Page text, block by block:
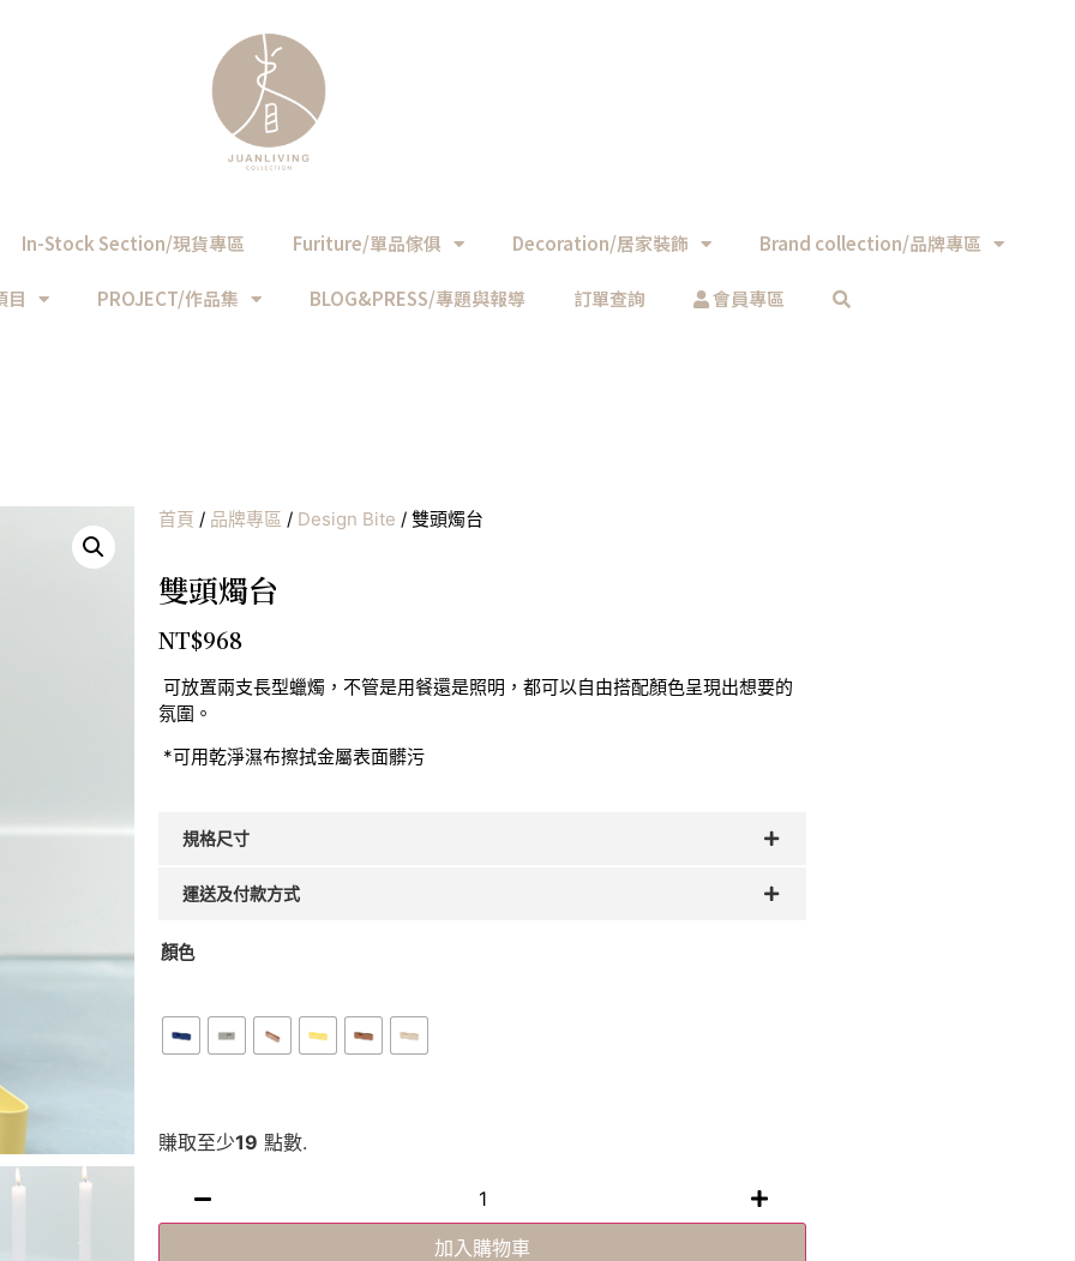
In-Stock Section/現貨專區 Furiture/單品傢俱 Decoration/居家裝飾 Brand collection/品牌專區
目 PROJECT/作品集 BLOG&PRESS/專題與報導 訂單查詢 會員專區
首頁 / 品牌專區 / Design Bite / 雙頭燭台
雙頭燭台
NT$968
可放置兩支長型蠟燭，不管是用餐還是照明，都可以自由搭配顏色呈現出想要的
氛圍。
*可用乾淨濕布擦拭金屬表面髒污
規格尺寸
運送及付款方式
顏色
賺取至少19 點數.
加入購物車